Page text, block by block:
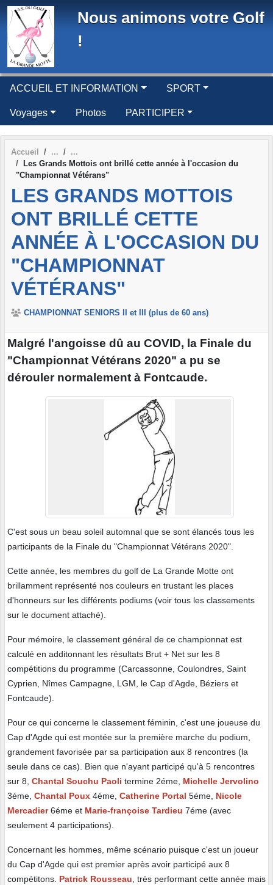
Nous animons votre Golf
!
ACCUEIL ET INFORMATION SPORT
Voyages Photos PARTICIPER
Accueil
Les Grands Mottois ont brillé cette année à l'occasion du
"Championnat Vétérans"
LES GRANDS MOTTOIS
ONT BRILLÉ CETTE
ANNÉE À L'OCCASION DU
"CHAMPIONNAT
VÉTÉRANS"
CHAMPIONNAT SENIORS II et III (plus de 60 ans)
Malgré l'angoisse dû au COVID, la Finale du
"Championnat Vétérans 2020" a pu se
dérouler normalement à Fontcaude.
C'est sous un beau soleil automnal que se sont élancés tous les
participants de la Finale du "Championnat Vétérans 2020".
Cette année, les membres du golf de La Grande Motte ont
brillamment représenté nos couleurs en trustant les places
d'honneurs sur les différents podiums (voir tous les classements
sur le document attaché).
Pour mémoire, le classement général de ce championnat est
calculé en additonnant les résultats Brut + Net sur les 8
compétitions du programme (Carcassonne, Coulondres, Saint
Cyprien, Nîmes Campagne, LGM, le Cap d'Agde, Béziers et
Fontcaude).
Pour ce qui concerne le classement féminin, c'est une joueuse du
Cap d'Agde qui est montée sur la première marche du podium,
grandement favorisée par sa participation aux 8 rencontres (la
seule dans ce cas). Bien que n'ayant participé qu'à 5 rencontres
sur 8, Chantal Souchu Paoli termine 2éme, Michelle Jervolino
3éme, Chantal Poux 4éme, Catherine Portal 5éme, Nicole
Mercadier6éme et Marie-françoise Tardieu 7éme (avec
seulement 4 participations).
Concernant les hommes, même scénario puisque c'est un joueur
du Cap d'Agde qui est premier après avoir participé aux 8
compétitons. Patrick Rousseau , très performant cette année mais
Panneau de gestion des cookies